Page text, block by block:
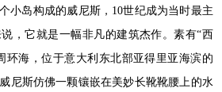
小岛构成的威尼斯，10世纪成为当时最主
，它就是一幅非凡的建筑杰作。素有“西
环海，位于意大利东北部亚得里亚海滨的
尼斯仿佛一颗镶嵌在美妙长靴靴腰上的水